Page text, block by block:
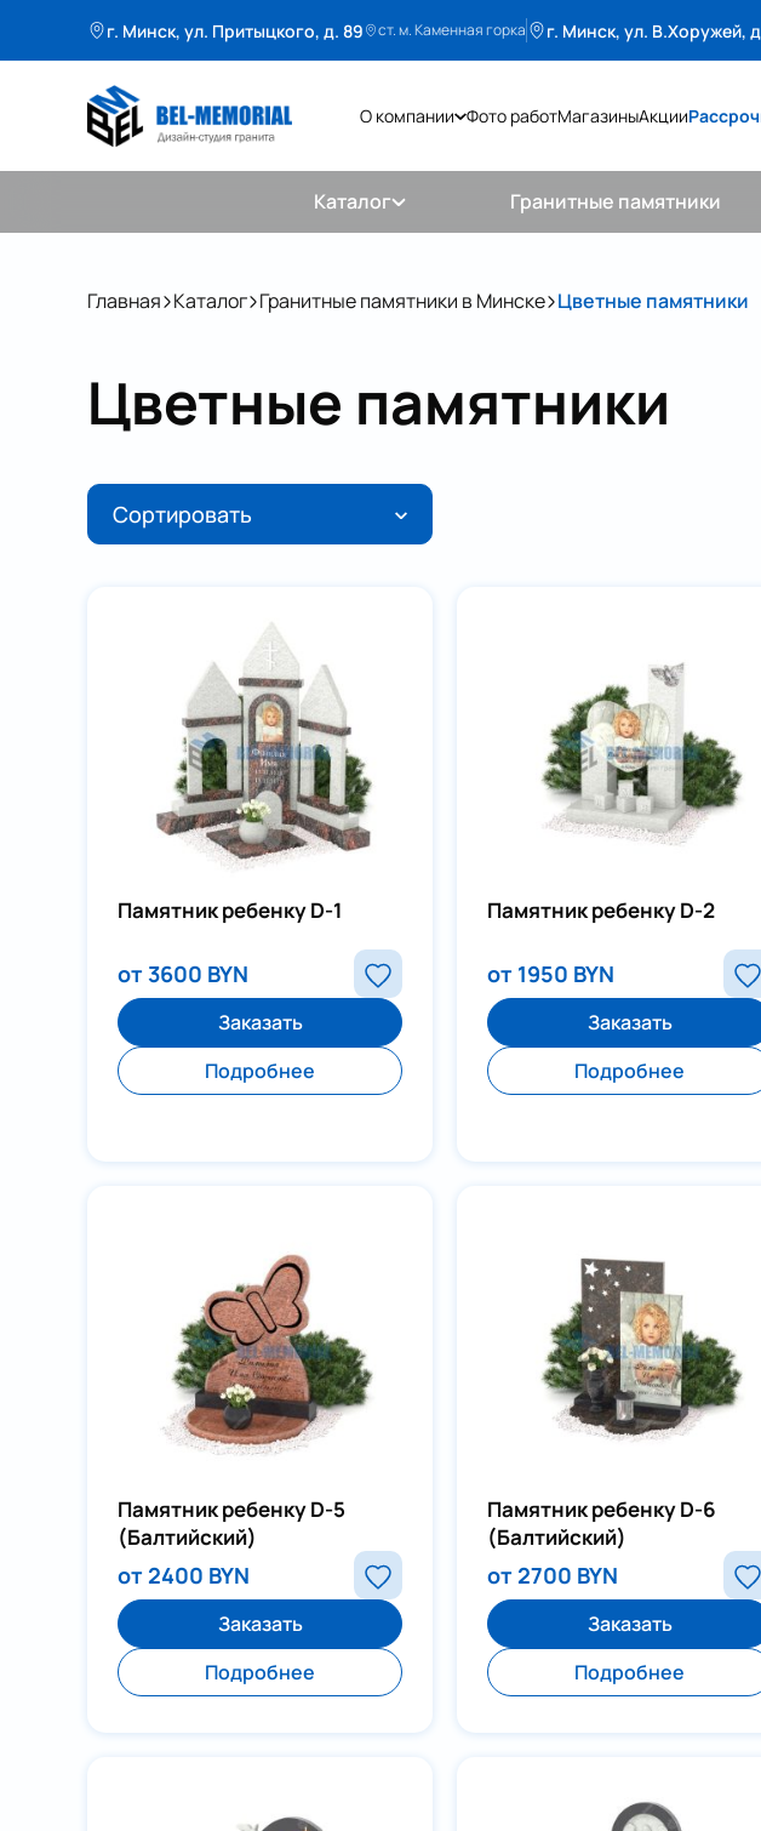
г. Минск, ул. Притыцкого, д. 89 ст. м. Каменная горка г. Минск, ул. В.Хоружей,
О компании Фото работМагазиныАкции
Каталог Гранитные памятники
Главная Каталог Гранитные памятники в Минске Цветные памятники
Цветные памятники
Сортировать
Памятник ребенку D-1
от 3600 BYN
Заказать
Подробнее
Памятник ребенку D-2
от 1950 BYN
Заказать
Подробнее
Памятник ребенку D-5
(Балтийский)
от 2400 BYN
Заказать
Подробнее
Памятник ребенку D-6
(Балтийский)
от 2700 BYN
Заказать
Подробнее